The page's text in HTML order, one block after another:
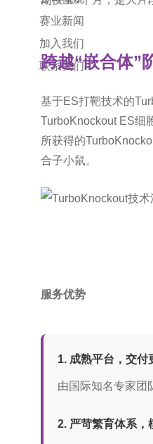
赛业新闻
加入我们
联系我们
跨越“嵌合体”
基于ES打靶技术的
TurboKnockout ES细
所获得的
合子小鼠。
服务优势
1. 成熟平台，交付
由国际知名专家团
2. 严苛繁育体系，